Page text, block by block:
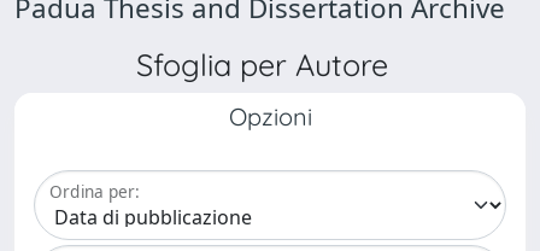
Padua Thesis and Dissertation Archive
Sfoglia per Autore
Opzioni
Ordina per: